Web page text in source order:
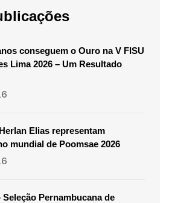
conseguem o Ouro na V FISU
Lima 2026 – Um Resultado
Elias representam
mundial de Poomsae 2026
Pernambucana de